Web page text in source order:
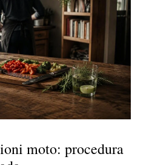
moto: procedura